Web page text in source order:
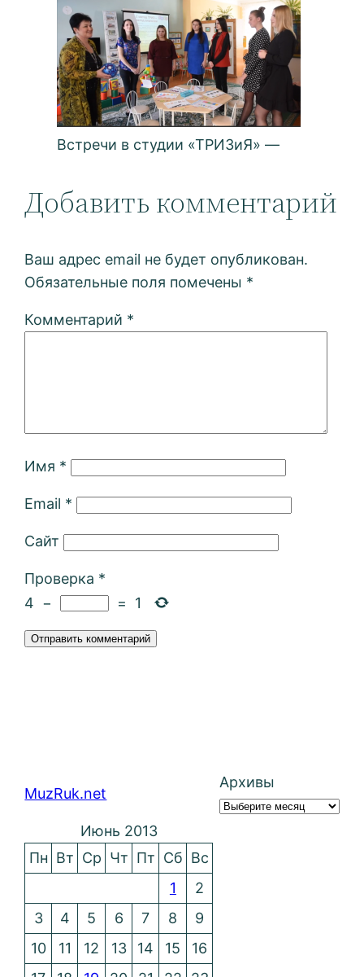
Встречи в студии «ТРИЗиЯ» —
Добавить комментарий
Ваш адрес email не будет опубликован.
Обязательные поля помечены *
Комментарий *
Имя *
Email *
Сайт
Проверка *
4 − = 1
MuzRuk.net
Архивы
Июнь 2013
Пн Вт Ср Чт Пт Сб Вс
1
2
3
4 5 6 7 8
9
10
11 12 13 14 15
16